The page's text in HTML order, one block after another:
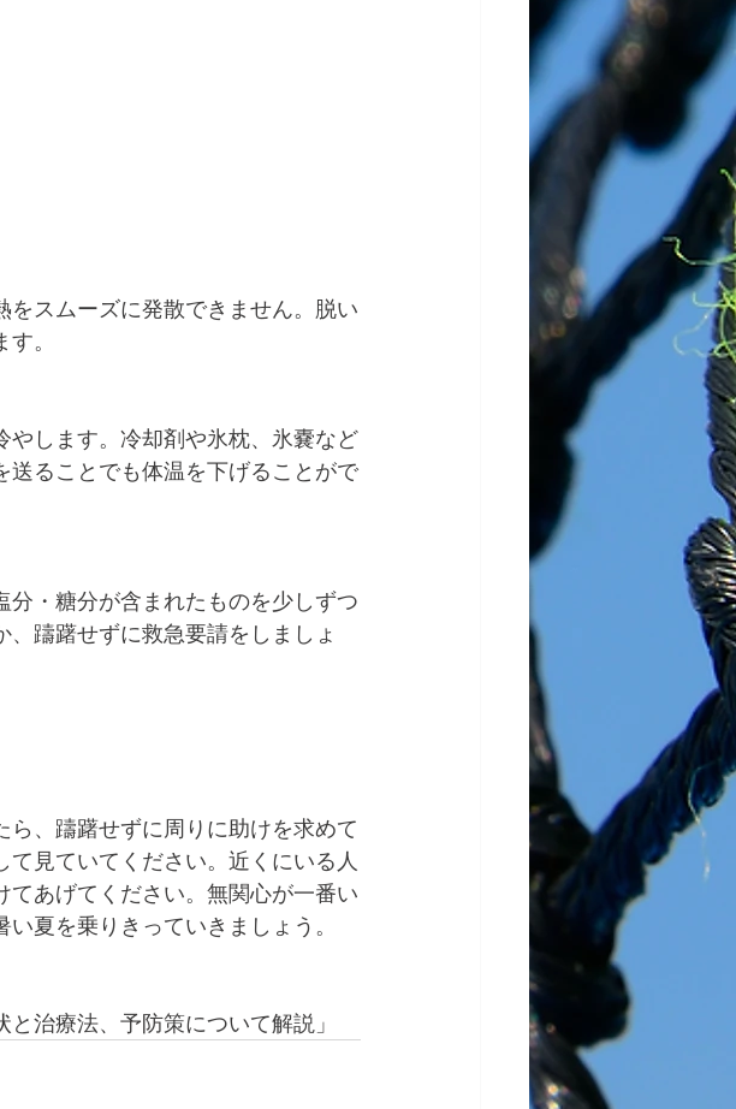
スムーズに発散できません。脱い
。
やします。冷却剤や氷枕、氷嚢など
送ることでも体温を下げることがで
・糖分が含まれたものを少しずつ
躊躇せずに救急要請をしましょ
、躊躇せずに周りに助けを求めて
見ていてください。近くにいる人
あげてください。無関心が一番い
夏を乗りきっていきましょう。
治療法、予防策について解説」